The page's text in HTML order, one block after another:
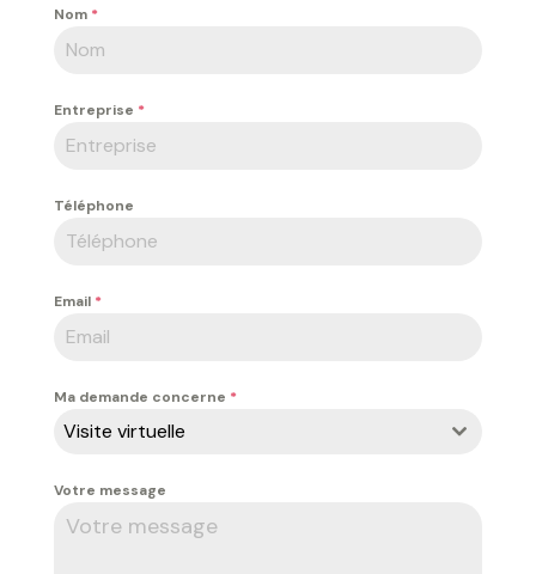
Nom *
Entreprise *
Téléphone
Email *
Ma demande concerne *
Visite virtuelle
Votre message